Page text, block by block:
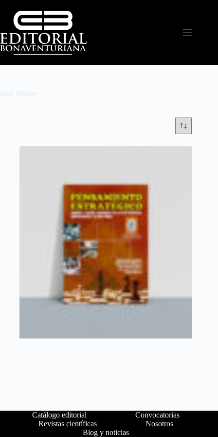
José Vidarte
Catálogo editorial
Convocatorias
Revistas científicas
Nosotros
Blog y noticias